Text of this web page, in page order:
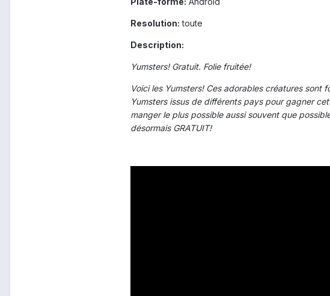
Resolution: toute
Description:
Yumsters! Gratuit. Folie fruitée!
Voici les Yumsters! Ces adorables créatures
Yumsters issus de différents pays pour gagner
manger le plus possible aussi souvent que
désormais GRATUIT!